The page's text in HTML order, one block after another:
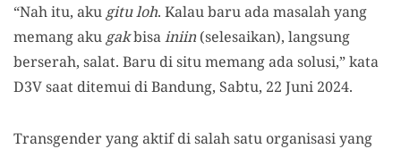
“Nah itu, aku gitu loh. Kalau baru ada masalah yang
memang aku gakbisainiin (selesaikan), langsung
berserah, salat. Baru di situ memang ada solusi,” kata
D3V saat ditemui di Bandung, Sabtu, 22 Juni 2024.
Transgender yang aktif di salah satu organisasi yang